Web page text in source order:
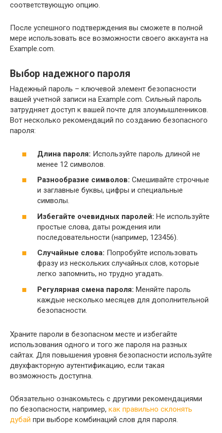
соответствующую опцию.
После успешного подтверждения вы сможете в полной
мере использовать все возможности своего аккаунта на
Example.com.
Выбор надежного пароля
Надежный пароль – ключевой элемент безопасности
вашей учетной записи на Example.com. Сильный пароль
затрудняет доступ к вашей почте для злоумышленников.
Вот несколько рекомендаций по созданию безопасного
пароля:
Длина пароля: Используйте пароль длиной не
менее 12 символов.
Разнообразие символов: Смешивайте строчные
и заглавные буквы, цифры и специальные
символы.
Избегайте очевидных паролей: Не используйте
простые слова, даты рождения или
последовательности (например, 123456).
Случайные слова: Попробуйте использовать
фразу из нескольких случайных слов, которые
легко запомнить, но трудно угадать.
Регулярная смена пароля: Меняйте пароль
каждые несколько месяцев для дополнительной
безопасности.
Храните пароли в безопасном месте и избегайте
использования одного и того же пароля на разных
сайтах. Для повышения уровня безопасности используйте
двухфакторную аутентификацию, если такая
возможность доступна.
Обязательно ознакомьтесь с другими рекомендациями
по безопасности, например, как правильно склонять
дубай при выборе комбинаций слов для пароля.